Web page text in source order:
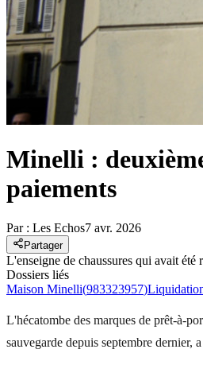
Minelli :
paiements
Par : Les Echos7 avr. 2026
Partager
L'enseigne de chaussures qui avait
Dossiers liés
Maison Minelli(983323957)
L'hécatombe des marques de prêt-à-
sauvegarde depuis septembre